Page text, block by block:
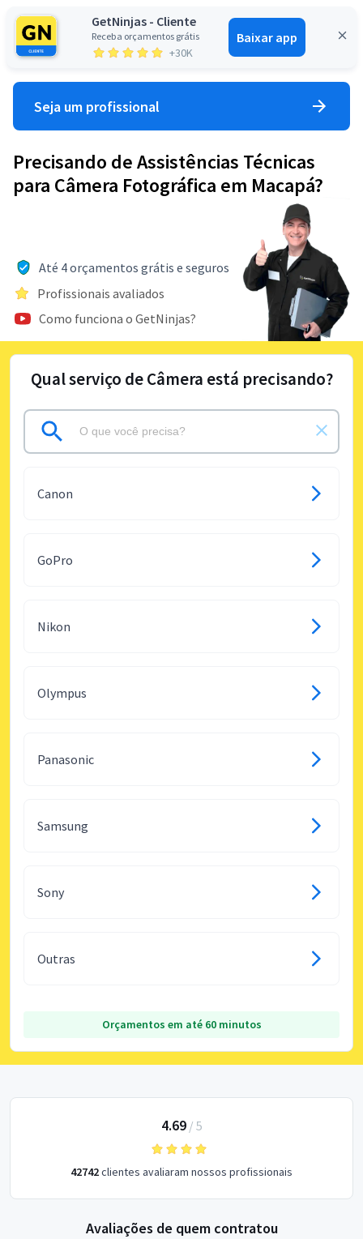
GetNinjas - Cliente
Receba orçamentos grátis
+30K
Baixar app
Entrar
Seja um profissional
Precisando de Assistências Técnicas
para Câmera Fotográfica em Macapá?
Até 4 orçamentos grátis e seguros
Profissionais avaliados
Como funciona o GetNinjas?
Qual serviço de Câmera está precisando?
Canon
GoPro
Nikon
Olympus
Panasonic
Samsung
Sony
Outras
Orçamentos em até 60 minutos
4.69/ 5
42742clientes avaliaram nossos profissionais
Avaliações de quem contratou